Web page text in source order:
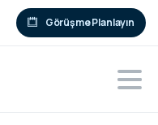
Görüşme Planlayın